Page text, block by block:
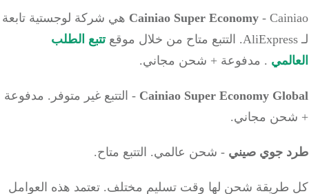
Cainiao Super Economy- Cainiao هي شركة لوجستية تابعة
التتبع متاح من خلالموقعتتبع الطلب
.مدفوعة + شحن مجاني.
Cainiao Super Economy - التتبع غير متوفر.مدفوعة
مجاني.
جوي صيني- شحن عالمي.التتبع متاح.
شحن لها وقت تسليم مختلف.تعتمد هذه العوامل